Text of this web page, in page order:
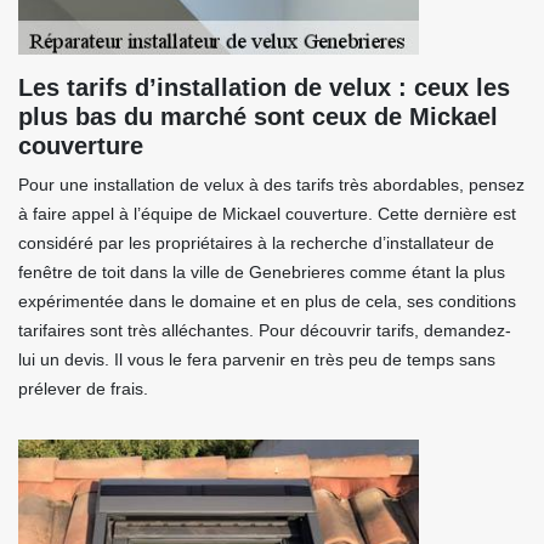
Les tarifs d’installation de velux : ceux les
plus bas du marché sont ceux de Mickael
couverture
Pour une installation de velux à des tarifs très abordables, pensez
à faire appel à l’équipe de Mickael couverture. Cette dernière est
considéré par les propriétaires à la recherche d’installateur de
fenêtre de toit dans la ville de Genebrieres comme étant la plus
expérimentée dans le domaine et en plus de cela, ses conditions
tarifaires sont très alléchantes. Pour découvrir tarifs, demandez-
lui un devis. Il vous le fera parvenir en très peu de temps sans
prélever de frais.